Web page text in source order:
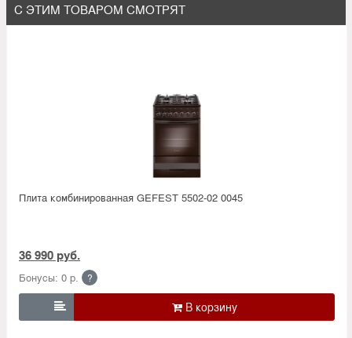
С ЭТИМ ТОВАРОМ СМОТРЯТ
Плита комбинированная GEFEST 5502-02 0045
36 990 руб.
Бонусы: 0 р. ?
